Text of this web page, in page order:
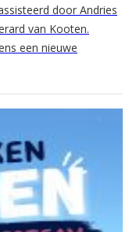
door Andries
van Kooten.
een nieuwe